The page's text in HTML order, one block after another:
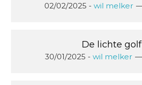
02/02/2025 - wil melker
De lichte golf
30/01/2025 - wil melker